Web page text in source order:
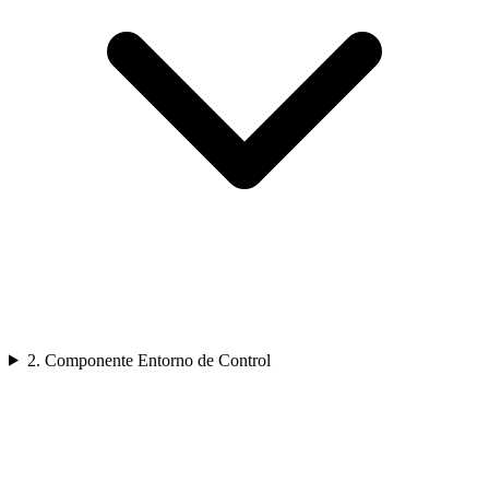
2. Componente Entorno de Control